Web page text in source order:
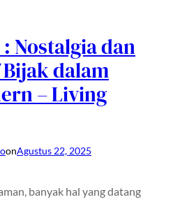
Nostalgia dan
dalam
– Living
onAgustus 22, 2025
banyak hal yang datang